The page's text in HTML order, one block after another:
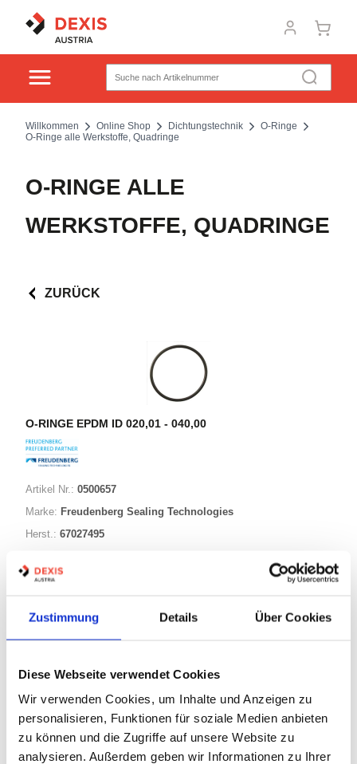
Zustimmung Details Über Cookies
Diese Webseite verwendet Cookies
Wir verwenden Cookies, um Inhalte und Anzeigen zu
personalisieren, Funktionen für soziale Medien anbieten
zu können und die Zugriffe auf unsere Website zu
analysieren. Außerdem geben wir Informationen zu Ihrer
Willkommen Online Shop Dichtungstechnik
O-Ringe
O-Ringe alle Werkstoffe, Quadringe
O-RINGE ALLE
WERKSTOFFE, QUADRINGE
ZURÜCK
O-RINGE EPDM ID 020,01 - 040,00
Artikel Nr.: 0500657
Marke: Freudenberg Sealing Technologies
Herst.: 67027495
ID: 20,22mm
STK Warenkorb
Nicht auf Lager